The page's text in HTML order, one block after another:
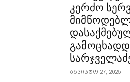
კერძო
აგვისტო 27, 2025